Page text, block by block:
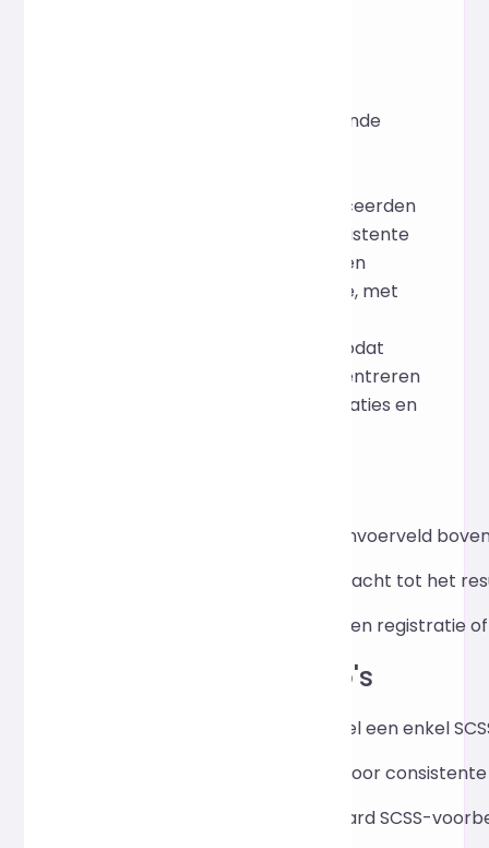
Gebaseerd op de veelvoorkomende
teamstijlen in de praktijk, identificeerden
we de behoefte aan "direct consistente
stijl zonder configuratie". We kozen
Prettier als onderliggende engine, met
beslissingen te automatiseren, zodat
ontwikkelaars zich kunnen concentreren
op bedrijfslogica in plaats van spaties en
Plak de SCSS-code in het invoerveld
Klik op "Formatteren" en wacht tot het
Het hele proces vereist geen registratie
Toepassingsscenario's
Verfraai en formatteer snel een enkel
Een tijdelijke validatietool voor
Geeft duidelijke en standaard SCSS-